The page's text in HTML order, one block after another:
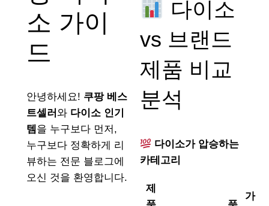
소 가이
드
안녕하세요! 쿠팡 베스
트셀러 와 다이소 인기
템 을 누구보다 먼저,
누구보다 정확하게 리
뷰하는 전문 블로그에
오신 것을 환영합니다.
다이소
vs 브랜드
제품 비교
분석
다이소가 압승하는
카테고리
제
가